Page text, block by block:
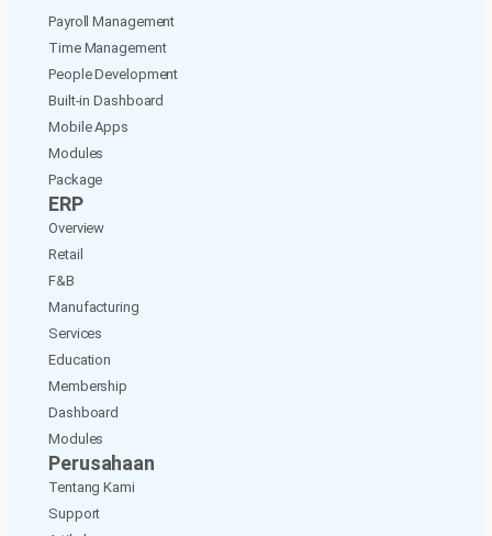
Payroll Management
Time Management
People Development
Built-in Dashboard
Mobile Apps
Modules
Package
ERP
Overview
Retail
F&B
Manufacturing
Services
Education
Membership
Dashboard
Modules
Perusahaan
Tentang Kami
Support